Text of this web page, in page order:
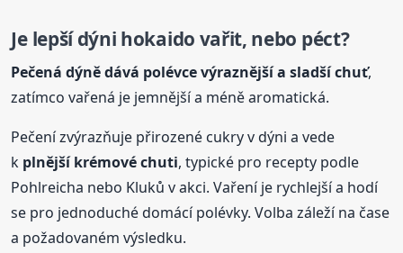
Je lepší dýni hokaido vařit, nebo péct?
Pečená dýně dává polévce výraznější a sladší chuť,
zatímco vařená je jemnější a méně aromatická.
Pečení zvýrazňuje přirozené cukry v dýni a vede
k plnější krémové chuti, typické pro recepty podle
Pohlreicha nebo Kluků v akci. Vaření je rychlejší a hodí
se pro jednoduché domácí polévky. Volba záleží na čase
a požadovaném výsledku.